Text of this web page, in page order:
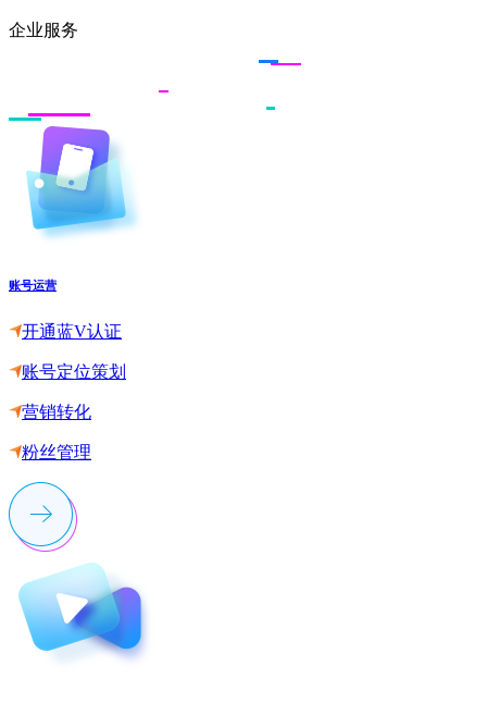
企业服务
账号运营
开通蓝V认证
账号定位策划
营销转化
粉丝管理